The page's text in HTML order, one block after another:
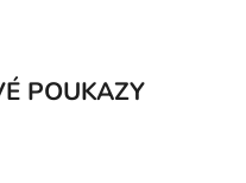
POUKAZY